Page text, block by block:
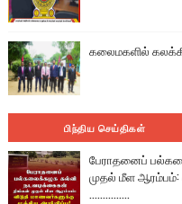
கலைமகளில்
பிந்திய செய்திகள்
பேராதனைப்
முதல் மீள ஆரம்பம்:
...............